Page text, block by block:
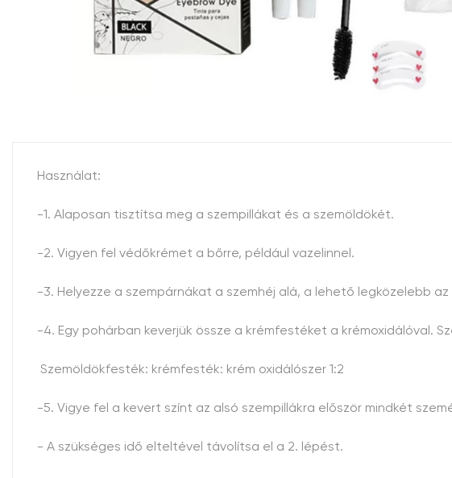
Használat:
-1. Alaposan tisztítsa meg a szempillákat és a szemöldökét.
-2. Vigyen fel védőkrémet a bőrre, például vazelinnel.
-3. Helyezze a szempárnákat a szemhéj alá, a lehető legközelebb
-4. Egy pohárban keverjük össze a krémfestéket a krémoxidálóval.
Szemöldökfesték: krémfesték: krém oxidálószer 1:2
-5. Vigye fel a kevert színt az alsó szempillákra először mindkét
- A szükséges idő elteltével távolítsa el a 2. lépést.